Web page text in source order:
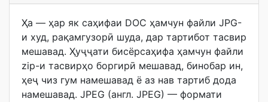
Ҳа — ҳар як саҳифаи DOC ҳамчун файли JPG-
и худ, рақамгузорӣ шуда, дар тартибот тасвир
мешавад. Ҳуҷҷати бисёрсаҳифа ҳамчун файли
zip-и тасвирҳо боргирӣ мешавад, бинобар ин,
ҳеҷ чиз гум намешавад ё аз нав тартиб дода
намешавад. JPEG (англ. JPEG) — формати